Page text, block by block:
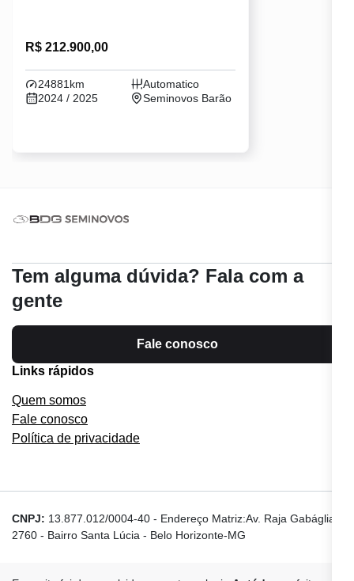
R$ 212.900,00
24881km
Automatico
2024 / 2025
Seminovos Barão
Tem alguma dúvida? Fala com a
gente
Fale conosco
Links rápidos
Quem somos
Fale conosco
Política de privacidade
CNPJ: 13.877.012/0004-40 - Endereço Matriz:Av. Raja Gabáglia,
2760 - Bairro Santa Lúcia - Belo Horizonte-MG